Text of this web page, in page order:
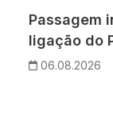
Passagem
ligação do
06.08.2026